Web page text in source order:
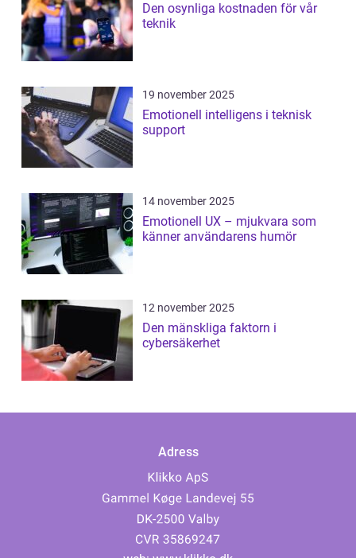
Den osynliga kostnaden för vår
teknik
19 november 2025
Emotionell intelligens i teknisk
support
14 november 2025
Emotionell UX – mjukvara som
känner användarens humör
12 november 2025
Den mänskliga faktorn i
cybersäkerhet
Adress